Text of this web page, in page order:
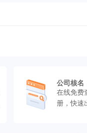
公司核名
在线免费
册，快速